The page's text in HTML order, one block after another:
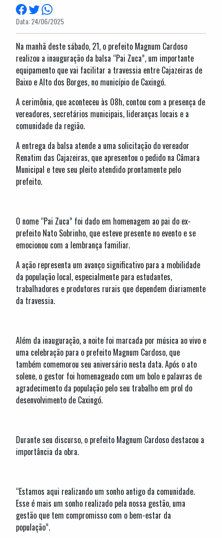
Data: 24/06/2025
Na manhã deste sábado, 21, o prefeito Magnum Cardoso
realizou a inauguração da balsa “Pai Zuca”, um importante
equipamento que vai facilitar a travessia entre Cajazeiras de
Baixo e Alto dos Borges, no município de Caxingó.
A cerimônia, que aconteceu às 08h, contou com a presença de
vereadores, secretários municipais, lideranças locais e a
comunidade da região.
A entrega da balsa atende a uma solicitação do vereador
Renatim das Cajazeiras, que apresentou o pedido na Câmara
Municipal e teve seu pleito atendido prontamente pelo
prefeito.
O nome “Pai Zuca” foi dado em homenagem ao pai do ex-
prefeito Nato Sobrinho, que esteve presente no evento e se
emocionou com a lembrança familiar.
A ação representa um avanço significativo para a mobilidade
da população local, especialmente para estudantes,
trabalhadores e produtores rurais que dependem diariamente
da travessia.
Além da inauguração, a noite foi marcada por música ao vivo e
uma celebração para o prefeito Magnum Cardoso, que
também comemorou seu aniversário nesta data. Após o ato
solene, o gestor foi homenageado com um bolo e palavras de
agradecimento da população pelo seu trabalho em prol do
desenvolvimento de Caxingó.
Durante seu discurso, o prefeito Magnum Cardoso destacou a
importância da obra.
“Estamos aqui realizando um sonho antigo da comunidade.
Esse é mais um sonho realizado pela nossa gestão, uma
gestão que tem compromisso com o bem-estar da
população”.